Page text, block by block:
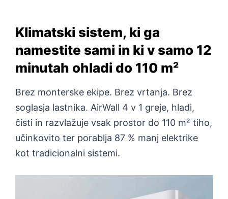
Klimatski sistem, ki ga
namestite sami in ki v samo 12
minutah ohladi do 110 m²
Brez monterske ekipe. Brez vrtanja. Brez
soglasja lastnika. AirWall 4 v 1 greje, hladi,
čisti in razvlažuje vsak prostor do 110 m² tiho,
učinkovito ter porablja 87 % manj elektrike
kot tradicionalni sistemi.